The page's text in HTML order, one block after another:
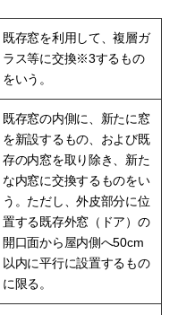
既存窓を利用して、複層ガ
ラス等に交換※3するもの
をいう。
既存窓の内側に、新たに窓
を新設するもの、および既
存の内窓を取り除き、新た
な内窓に交換するものをい
う。ただし、外皮部分に位
置する既存外窓（ドア）の
開口面から屋内側へ50cm
以内に平行に設置するもの
に限る。